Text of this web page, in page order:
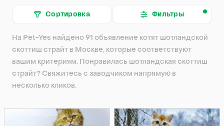
Сортировка Фильтры
На Pet-Yes найдено 91 объявление котят шотландской
скоттиш страйт в Москве, которые соответствуют
вашим критериям. Понравилась шотландская скоттиш
страйт? Свяжитесь с заводчиком напрямую в
несколько кликов.